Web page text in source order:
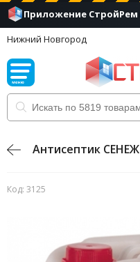
Приложение СтройРем
Нижний Новгород
Антисептик
Код: 3125